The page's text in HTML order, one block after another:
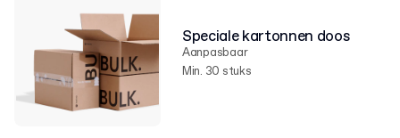
Speciale kartonnen doos
Aanpasbaar
Min. 30 stuks